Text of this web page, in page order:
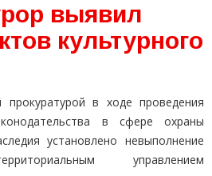
выявил
культурного
в ходе проведения
в сфере охраны
установлено невыполнение
управлением